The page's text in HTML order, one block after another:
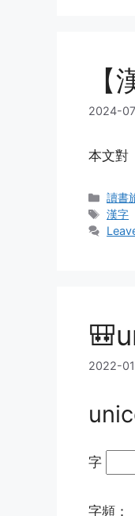
2024-
本文對
讀書
Tags
漢字
2022-
字
字頻：